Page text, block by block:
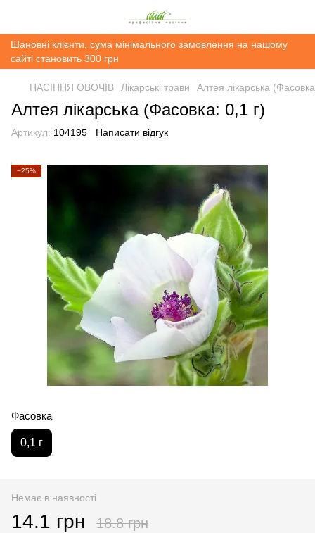
Шановні клієнти, сума мінімального замовлення на нашому
сайті становить 300 грн
НАСІННЯ ОВОЧІВ Лікарські трави Алтея лікарська
Алтея лікарська (Фасовка: 0,1 г)
Артикул: 104195 Написати відгук
−25%
Фасовка
0,1 г
Немає в наявності
14.1 грн 18.8 грн